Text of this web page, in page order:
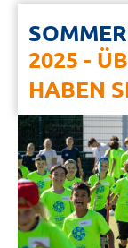
2025 -
HABEN